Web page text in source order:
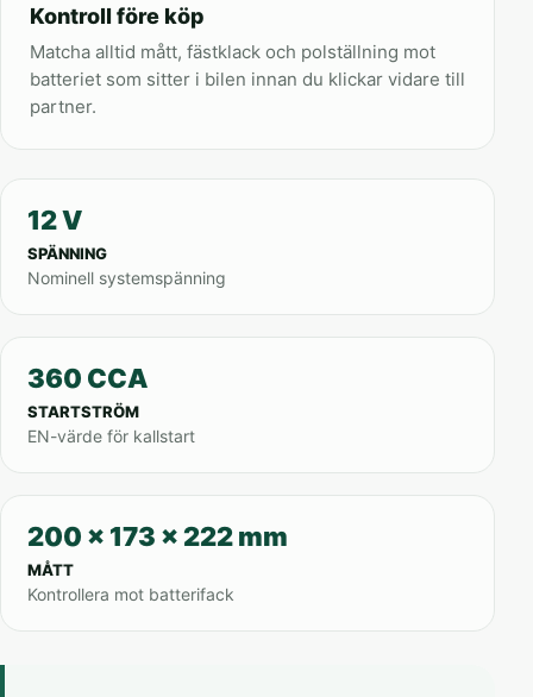
Kontroll före köp
Matcha alltid mått, fästklack och polställning mot
batteriet som sitter i bilen innan du klickar vidare till
partner.
12 V
SPÄNNING
Nominell systemspänning
360 CCA
STARTSTRÖM
EN-värde för kallstart
200 x 173 x 222 mm
MÅTT
Kontrollera mot batterifack